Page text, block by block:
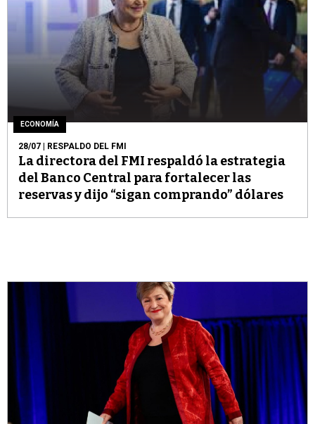
ECONOMÍA
28/07 | RESPALDO DEL FMI
La directora del FMI respaldó la estrategia
del Banco Central para fortalecer las
reservas y dijo “sigan comprando” dólares